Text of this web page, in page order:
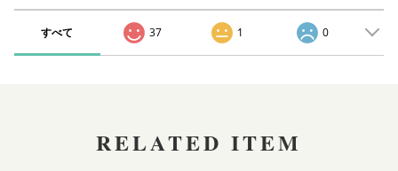
すべて 37 1 0
RELATED ITEM